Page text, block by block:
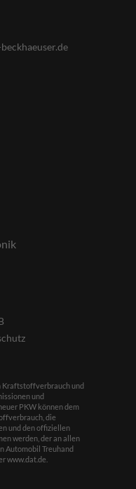
und
und
PKW können dem
die
und den offiziellen
werden, der an allen
Automobil Treuhand
www.dat.de.